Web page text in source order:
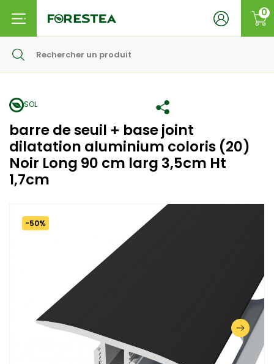
0
SOL
barre de seuil + base joint
dilatation aluminium coloris (20)
Noir Long 90 cm larg 3,5cm Ht
1,7cm
-50%